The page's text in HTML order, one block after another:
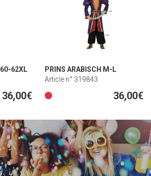
60-62XL
36,00€
PRINS ARABISCH M-L
Article n° 319843
36,00€